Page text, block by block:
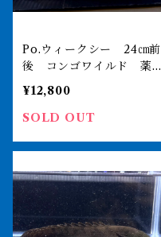
Po.ウィークシー 24㎝前
後 コンゴワイルド 薬浴
完了済み
¥12,800
SOLD OUT